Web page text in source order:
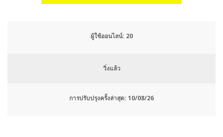
ผู้ใช้ออนไลน์: 24
วิ่งแล้ว
การปรับปรุงครั้งล่าสุด: 10/08/26